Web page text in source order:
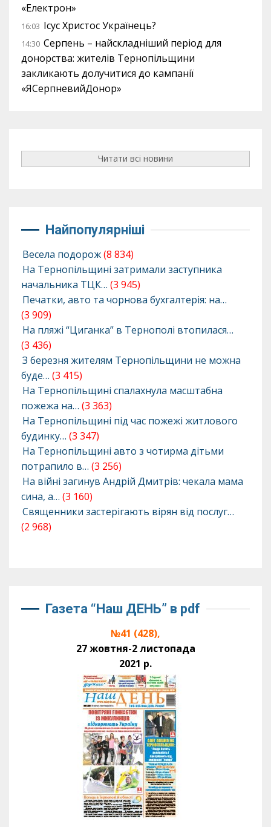
«Електрон»
16:03 Ісус Христос Українець?
14:30 Серпень – найскладніший період для
донорства: жителів Тернопільщини
закликають долучитися до кампанії
«ЯСерпневийДонор»
Читати всі новини
Найпопулярніші
Весела подорож(8 834)
На Тернопільщині затримали заступника
начальника ТЦК… (3 945)
Печатки, авто та чорнова бухгалтерія: на…
(3 909)
На пляжі “Циганка” в Тернополі втопилася…
(3 436)
З березня жителям Тернопільщини не можна
буде… (3 415)
На Тернопільщині спалахнула масштабна
пожежа на… (3 363)
На Тернопільщині під час пожежі житлового
будинку… (3 347)
На Тернопільщині авто з чотирма дітьми
потрапило в… (3 256)
На війні загинув Андрій Дмитрів: чекала мама
сина, а… (3 160)
Священники застерігають вірян від послуг…
(2 968)
Газета “Наш ДЕНЬ” в pdf
№41 (428),
27 жовтня-2 листопада
2021 р.